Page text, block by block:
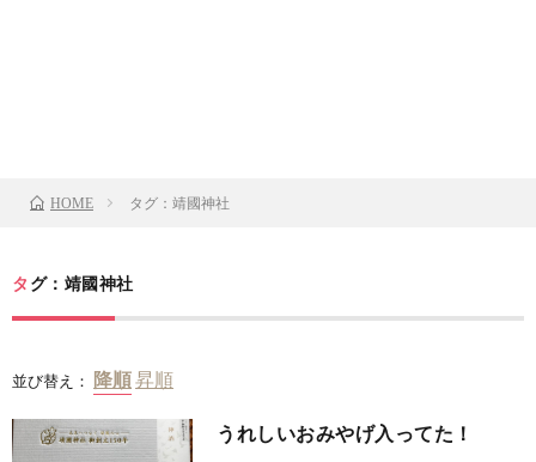
HOME タグ：靖國神社
タグ：靖國神社
並び替え：
うれしいおみやげ入ってた！